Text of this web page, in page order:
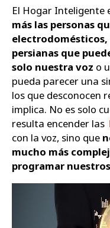
El Hogar Inteligente
más las personas
electrodomésticos,
persianas que
solo nuestra voz o
pueda parecer una
los que desconocen
implica. No es solo
resulta encender las
con la voz, sino que
mucho más
programar